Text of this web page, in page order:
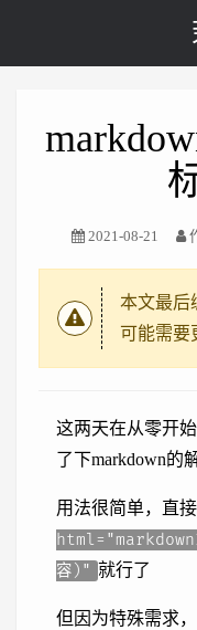
2021-08-21
本文最后
可能需要
这两天在从零开
了下markdown的
用法很简单，直接
容)" 就行了
但因为特殊需求